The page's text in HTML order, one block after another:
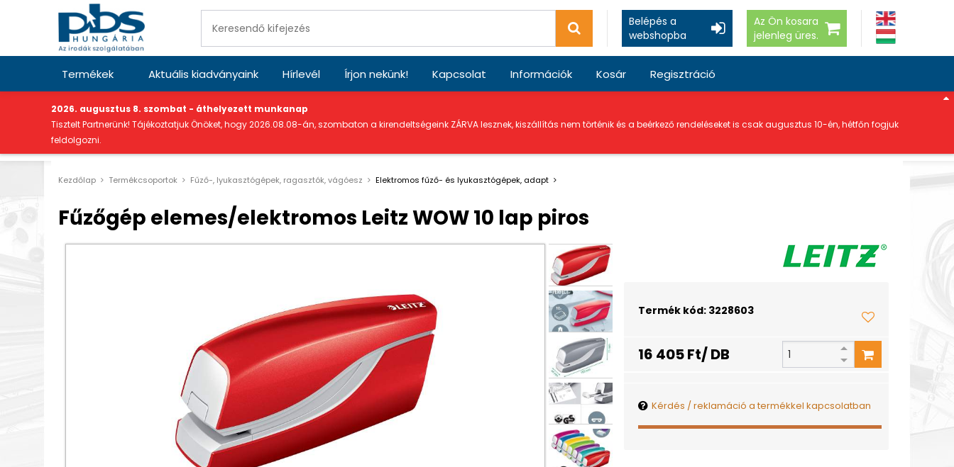
Belépés a
webshopba
Az Ön kosara
jelenleg üres.
Termékek Aktuális kiadványaink Hírlevél Írjon nekünk! Kapcsolat Információk Kosár Regisztráció
2026. augusztus 8. szombat - áthelyezett munkanap
Tisztelt Partnerünk! Tájékoztatjuk Önöket, hogy 2026.08.08-án, szombaton a kirendeltségeink ZÁRVA lesznek, kiszállítás nem történik és a beérkező rendeléseket is csak augusztus 10-én, hétfőn fogjuk
feldolgozni.
Kezdőlap Termékcsoportok Fűző-, lyukasztógépek, ragasztók, vágóesz Elektromos fűző- és lyukasztógépek, adapt
Fűzőgép elemes/elektromos Leitz WOW 10 lap piros
Termék kód: 3228603
16 405 Ft/ DB
Kérdés / reklamáció a termékkel kapcsolatban